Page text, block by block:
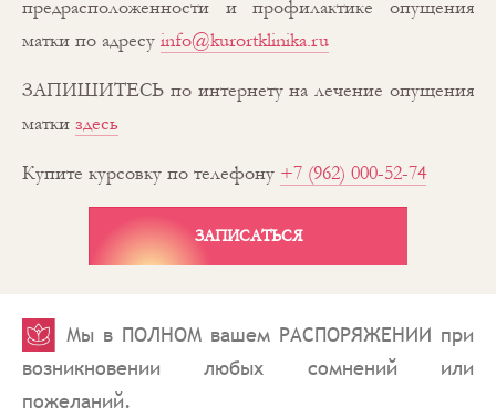
предрасположенности и профилактике опущения
матки по адресу info@kurortklinika.ru
ЗАПИШИТЕСЬ по интернету на лечение опущения
матки здесь
Купите курсовку по телефону +7 (962) 000-52-74
ЗАПИСАТЬСЯ
Мы в ПОЛНОМ вашем РАСПОРЯЖЕНИИ при
возникновении любых сомнений или
пожеланий.